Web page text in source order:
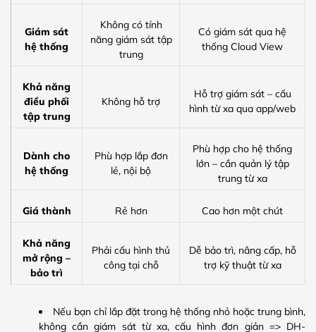
Giám sát
hệ thống
Không có tính
năng giám sát tập
trung
Có giám sát qua hệ
thống Cloud View
Khả năng
điều phối
tập trung
Không hỗ trợ
Hỗ trợ giám sát – cấu
hình từ xa qua app/web
Dành cho
hệ thống
Phù hợp lắp đơn
lẻ, nội bộ
Phù hợp cho hệ thống
lớn – cần quản lý tập
trung từ xa
Giá thành Rẻ hơn Cao hơn một chút
Khả năng
mở rộng –
bảo trì
Phải cấu hình thủ
công tại chỗ
Dễ bảo trì, nâng cấp, hỗ
trợ kỹ thuật từ xa
Nếu bạn chỉ lắp đặt trong hệ thống nhỏ hoặc trung bình,
không cần giám sát từ xa, cấu hình đơn giản => DH-